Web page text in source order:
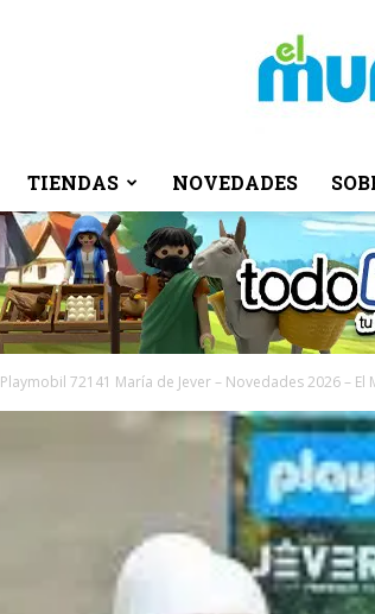
TIENDAS NOVEDADES
Playmobil 72141 María de Jever – Novedades 2026 – El